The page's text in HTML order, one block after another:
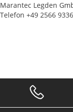
Marantec Legden
Telefon +49 2566